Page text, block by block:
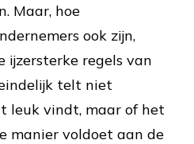
Maar, hoe
ook zijn,
ijzersterke regels van
telt niet
leuk vindt, maar of het
manier voldoet aan de